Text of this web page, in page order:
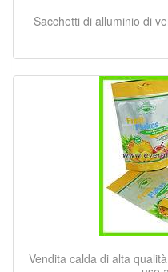
Sacchetti di alluminio di
Vendita calda di alta